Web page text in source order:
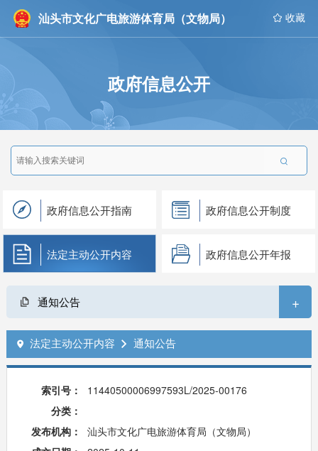
汕头市文化广电旅游体育局（文物局）  收藏
政府信息公开

政府信息公开指南 政府信息公开制度
法定主动公开内容 政府信息公开年报
通知公告 +
 法定主动公开内容  通知公告
索引号：
11440500006997593L/2025-00176
分类：
发布机构：
汕头市文化广电旅游体育局（文物局）